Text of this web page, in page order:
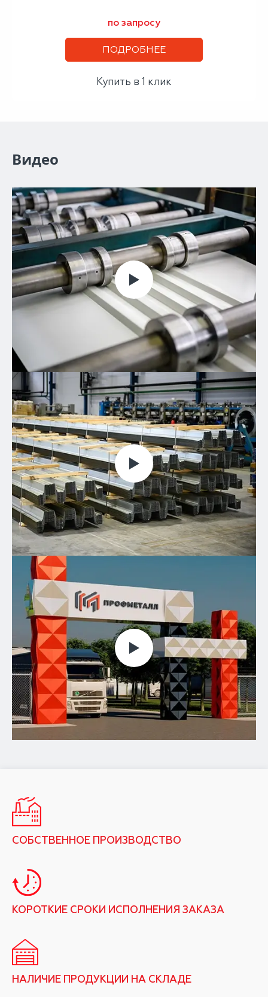
по запросу
ПОДРОБНЕЕ
Купить в 1 клик
Видео
СОБСТВЕННОЕ ПРОИЗВОДСТВО
КОРОТКИЕ СРОКИ ИСПОЛНЕНИЯ ЗАКАЗА
НАЛИЧИЕ ПРОДУКЦИИ НА СКЛАДЕ